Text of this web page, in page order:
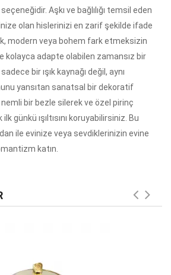
Aşkı ve bağlılığı temsil eden
olan hislerinizi en zarif şekilde ifade
modern veya bohem fark etmeksizin
kolayca adapte olabilen zamansız bir
bir ışık kaynağı değil, aynı
yansıtan sanatsal bir dekoratif
bir bezle silerek ve özel pirinç
günkü ışıltısını koruyabilirsiniz. Bu
ile evinize veya sevdiklerinizin evine
katın.